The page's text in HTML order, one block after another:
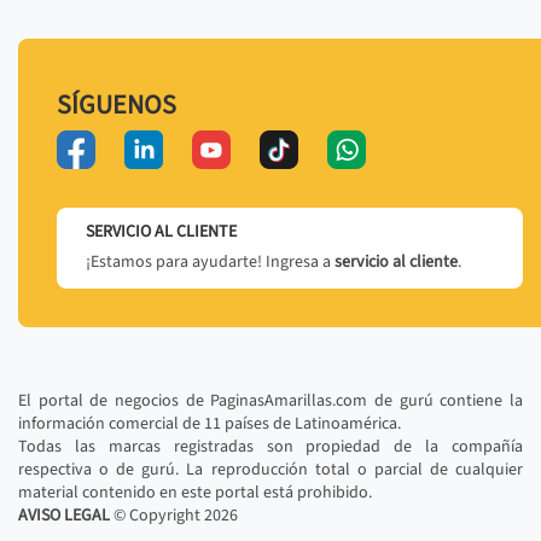
SÍGUENOS
SERVICIO AL CLIENTE
¡Estamos para ayudarte! Ingresa a servicio al cliente.
El portal de negocios de PaginasAmarillas.com de gurú contiene la
información comercial de 11 países de Latinoamérica.
Todas las marcas registradas son propiedad de la compañía
respectiva o de gurú. La reproducción total o parcial de cualquier
material contenido en este portal está prohibido.
AVISO LEGAL© Copyright2026